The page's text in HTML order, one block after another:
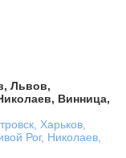
Львов,
Винница,
Харьков,
Рог, Николаев,